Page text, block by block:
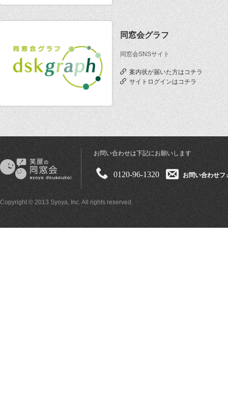
同窓会グラフ
同窓会SNSサイト
案内状が届いた方はコチラ
サイトログインはコチラ
お問い合わせは下記にお願いします
0120-96-1320 お問い合わせフ
Copyright © 2013 Syoya, Inc. All rights reserved.